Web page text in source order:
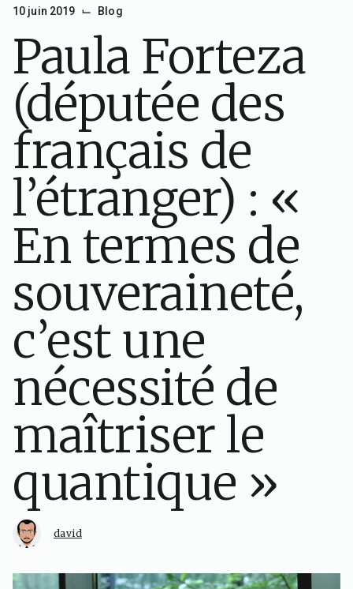
10 juin 2019 ⌙ Blog
Paula Forteza
(députée des
français de
l’étranger) : «
En termes de
souveraineté,
c’est une
nécessité de
maîtriser le
quantique »
david